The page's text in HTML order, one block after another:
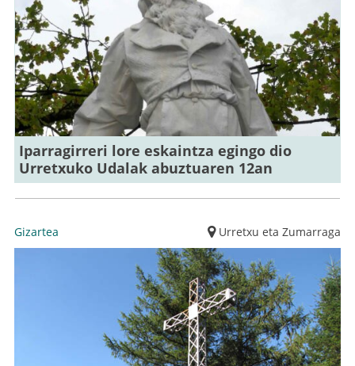
Iparragirreri lore eskaintza egingo dio
Urretxuko Udalak abuztuaren 12an
Gizartea Urretxu eta Zumarraga